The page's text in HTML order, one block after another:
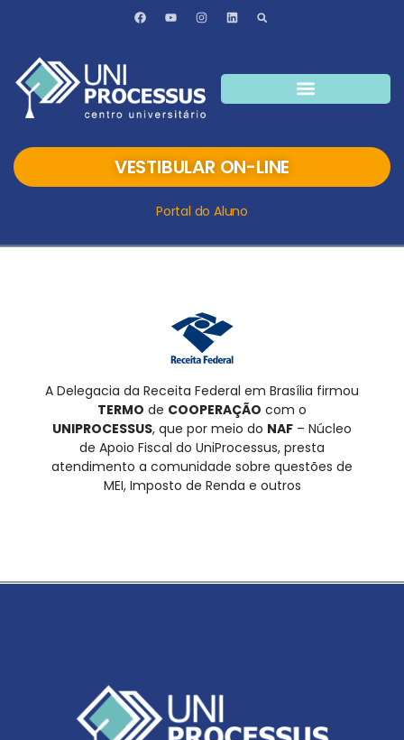
VESTIBULAR ON-LINE
Portal do Aluno
A Delegacia da Receita Federal em Brasília firmou
TERMO de COOPERAÇÃO com o
UNIPROCESSUS, que por meio do NAF – Núcleo
de Apoio Fiscal do UniProcessus, presta
atendimento a comunidade sobre questões de
MEI, Imposto de Renda e outros